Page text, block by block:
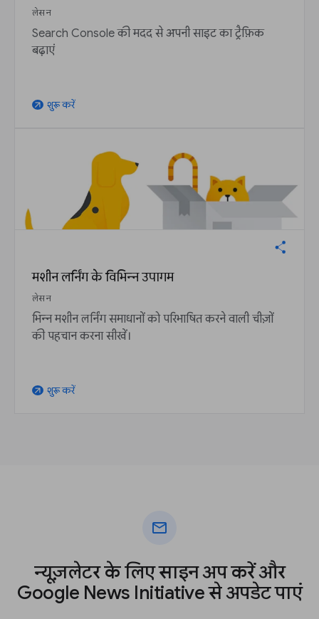
लेसन
Search Console की मदद से अपनी साइट का ट्रैफ़िक
बढ़ाएं
arrow_outward शुरू करें
मशीन लर्निंग के विभिन्न उपागम
लेसन
भिन्न मशीन लर्निंग समाधानों को परिभाषित करने वाली चीज़ों
की पहचान करना सीखें।
arrow_outward शुरू करें
mail
न्यूज़लेटर के लिए साइन अप करें और
Google News Initiative से अपडेट पाएं